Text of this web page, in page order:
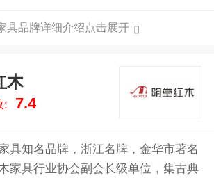
具品牌详细介绍点击展开
木
: 7.4
具知名品牌，浙江名牌，金华市著名
家具行业协会副会长级单位，集古典